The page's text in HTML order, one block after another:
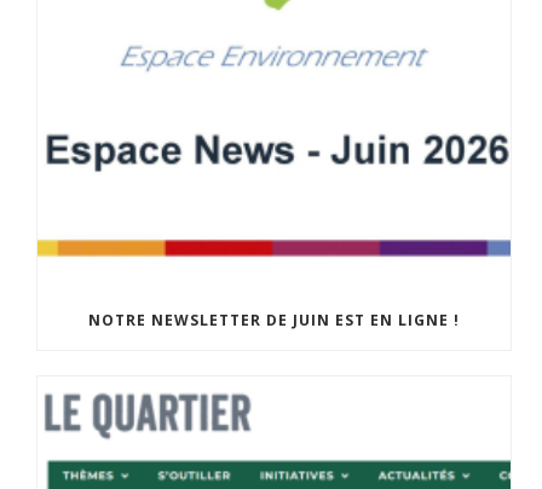
NOTRE NEWSLETTER DE JUIN EST EN LIGNE !